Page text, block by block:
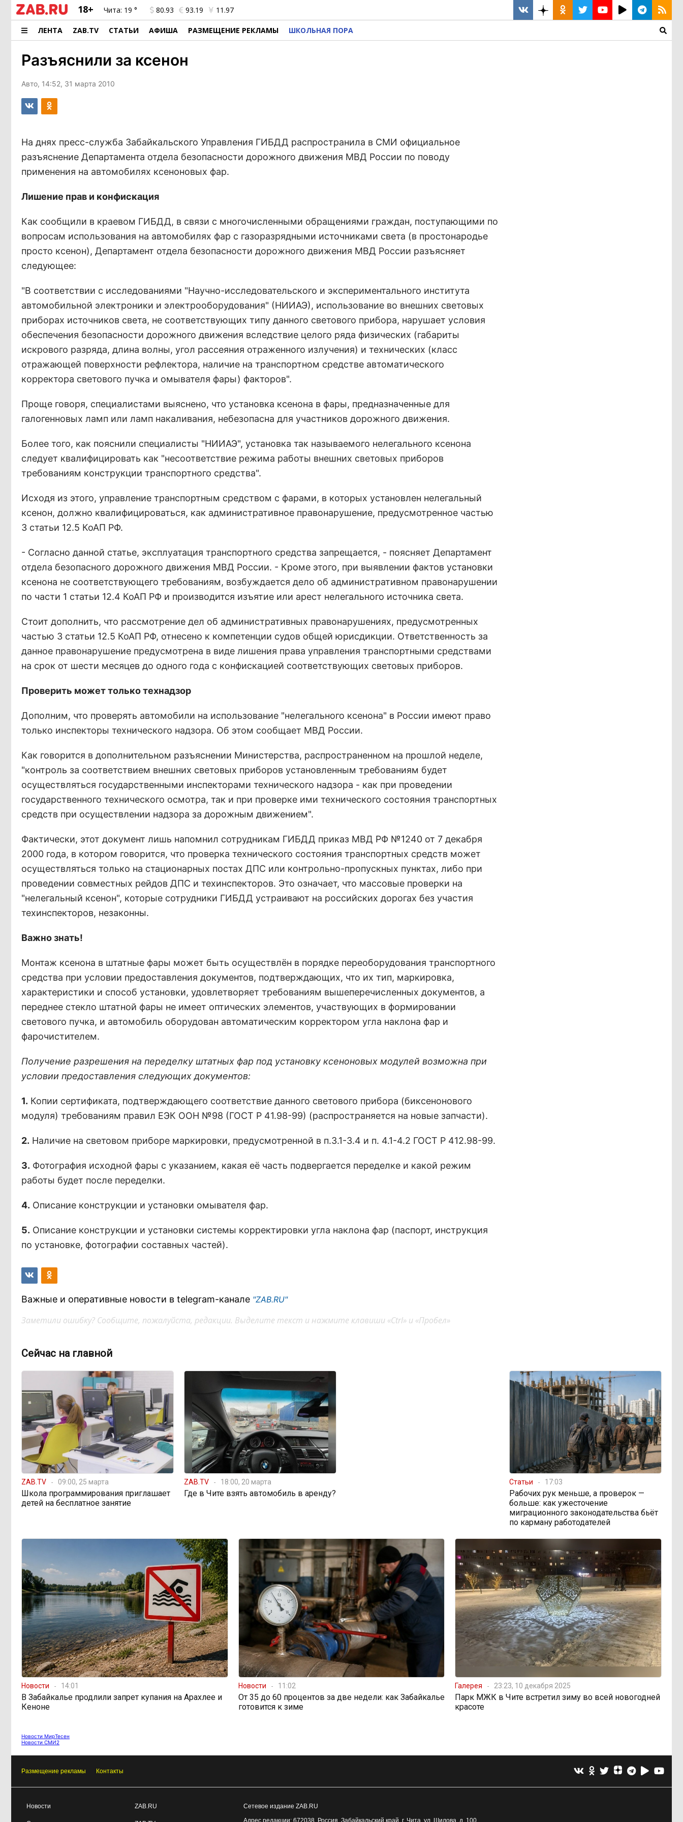
18+ Чита: 19 ° 80.93 93.19 11.97
ЛЕНТА ZAB.TV СТАТЬИ АФИША РАЗМЕЩЕНИЕ РЕКЛАМЫ ШКОЛЬНАЯ ПОРА
Разъяснили за ксенон
Авто, 14:52, 31 марта 2010
На днях пресс-служба Забайкальского Управления ГИБДД распространила в СМИ официальное
разъяснение Департамента отдела безопасности дорожного движения МВД России по поводу
применения на автомобилях ксеноновых фар.
Лишение прав и конфискация
Как сообщили в краевом ГИБДД, в связи с многочисленными обращениями граждан, поступающими по
вопросам использования на автомобилях фар с газоразрядными источниками света (в простонародье
просто ксенон), Департамент отдела безопасности дорожного движения МВД России разъясняет
следующее:
"В соответствии с исследованиями "Научно-исследовательского и экспериментального института
автомобильной электроники и электрооборудования" (НИИАЭ), использование во внешних световых
приборах источников света, не соответствующих типу данного светового прибора, нарушает условия
обеспечения безопасности дорожного движения вследствие целого ряда физических (габариты
искрового разряда, длина волны, угол рассеяния отраженного излучения) и технических (класс
отражающей поверхности рефлектора, наличие на транспортном средстве автоматического
корректора светового пучка и омывателя фары) факторов".
Проще говоря, специалистами выяснено, что установка ксенона в фары, предназначенные для
галогенновых ламп или ламп накаливания, небезопасна для участников дорожного движения.
Более того, как пояснили специалисты "НИИАЭ", установка так называемого нелегального ксенона
следует квалифицировать как "несоответствие режима работы внешних световых приборов
требованиям конструкции транспортного средства".
Исходя из этого, управление транспортным средством с фарами, в которых установлен нелегальный
ксенон, должно квалифицироваться, как административное правонарушение, предусмотренное частью
3 статьи 12.5 КоАП РФ.
- Согласно данной статье, эксплуатация транспортного средства запрещается, - поясняет Департамент
отдела безопасного дорожного движения МВД России. - Кроме этого, при выявлении фактов установки
ксенона не соответствующего требованиям, возбуждается дело об административном правонарушении
по части 1 статьи 12.4 КоАП РФ и производится изъятие или арест нелегального источника света.
Стоит дополнить, что рассмотрение дел об административных правонарушениях, предусмотренных
частью 3 статьи 12.5 КоАП РФ, отнесено к компетенции судов общей юрисдикции. Ответственность за
данное правонарушение предусмотрена в виде лишения права управления транспортными средствами
на срок от шести месяцев до одного года с конфискацией соответствующих световых приборов.
Проверить может только технадзор
Дополним, что проверять автомобили на использование "нелегального ксенона" в России имеют право
только инспекторы технического надзора. Об этом сообщает МВД России.
Как говорится в дополнительном разъяснении Министерства, распространенном на прошлой неделе,
"контроль за соответствием внешних световых приборов установленным требованиям будет
осуществляться государственными инспекторами технического надзора - как при проведении
государственного технического осмотра, так и при проверке ими технического состояния транспортных
средств при осуществлении надзора за дорожным движением".
Фактически, этот документ лишь напомнил сотрудникам ГИБДД приказ МВД РФ №1240 от 7 декабря
2000 года, в котором говорится, что проверка технического состояния транспортных средств может
осуществляться только на стационарных постах ДПС или контрольно-пропускных пунктах, либо при
проведении совместных рейдов ДПС и техинспекторов. Это означает, что массовые проверки на
"нелегальный ксенон", которые сотрудники ГИБДД устраивают на российских дорогах без участия
техинспекторов, незаконны.
Важно знать!
Монтаж ксенона в штатные фары может быть осуществлён в порядке переоборудования транспортного
средства при условии предоставления документов, подтверждающих, что их тип, маркировка,
характеристики и способ установки, удовлетворяет требованиям вышеперечисленных документов, а
переднее стекло штатной фары не имеет оптических элементов, участвующих в формировании
светового пучка, и автомобиль оборудован автоматическим корректором угла наклона фар и
фарочистителем.
Получение разрешения на переделку штатных фар под установку ксеноновых модулей возможна при
условии предоставления следующих документов:
1. Копии сертификата, подтверждающего соответствие данного светового прибора (биксенонового
модуля) требованиям правил ЕЭК ООН №98 (ГОСТ Р 41.98-99) (распространяется на новые запчасти).
2. Наличие на световом приборе маркировки, предусмотренной в п.3.1-3.4 и п. 4.1-4.2 ГОСТ Р 412.98-99.
3. Фотография исходной фары с указанием, какая её часть подвергается переделке и какой режим
работы будет после переделки.
4. Описание конструкции и установки омывателя фар.
5. Описание конструкции и установки системы корректировки угла наклона фар (паспорт, инструкция
по установке, фотографии составных частей).
Важные и оперативные новости в telegram-канале "ZAB.RU"
Заметили ошибку? Сообщите, пожалуйста, редакции. Выделите текст и нажмите клавиши «Ctrl» и «Пробел»
Сейчас на главной
ZAB.TV 09:00, 25 марта
Школа программирования приглашает
детей на бесплатное занятие
ZAB.TV 18:00, 20 марта
Где в Чите взять автомобиль в аренду?
Статьи 17:03
Рабочих рук меньше, а проверок —
больше: как ужесточение
миграционного законодательства бьёт
по карману работодателей
Новости 14:01
В Забайкалье продлили запрет купания на Арахлее и
Кеноне
Новости 11:02
От 35 до 60 процентов за две недели: как Забайкалье
готовится к зиме
Галерея 23:23, 10 декабря 2025
Парк МЖК в Чите встретил зиму во всей новогодней
красоте
Новости МирТесен
Новости СМИ2
Размещение рекламы Контакты
Новости ZAB.RU
Сетевое издание ZAB.RU
Адрес редакции: 672038, Россия, Забайкальский край, г. Чита ул. Шилова, д. 100